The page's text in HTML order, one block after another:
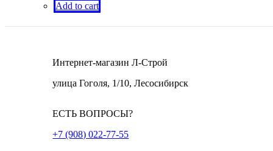
Add to cart
Интернет-магазин Л-Строй
улица Гоголя, 1/10, Лесосибирск
ЕСТЬ ВОПРОСЫ?
+7 (908) 022-77-55